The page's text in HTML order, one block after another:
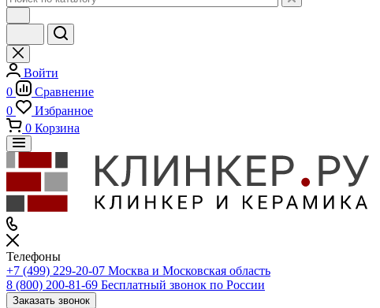
Войти
0
Сравнение
0
Избранное
0 Корзина
Телефоны
+7 (499) 229-20-07 Москва и Московская область
8 (800) 200-81-69 Бесплатный звонок по России
Заказать звонок